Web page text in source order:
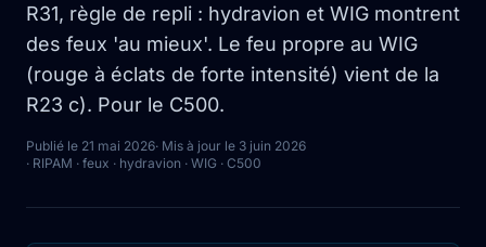
R31, règle de repli : hydravion et WIG montrent
des feux 'au mieux'. Le feu propre au WIG
(rouge à éclats de forte intensité) vient de la
R23 c). Pour le C500.
Publié le 21 mai 2026· Mis à jour le 3 juin 2026
· RIPAM · feux · hydravion · WIG · C500